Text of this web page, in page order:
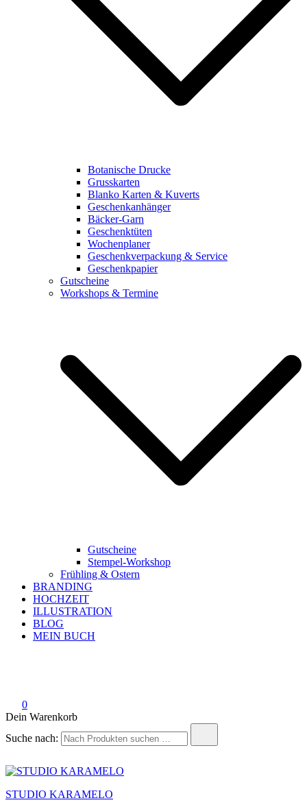
Botanische Drucke
Grusskarten
Blanko Karten & Kuverts
Geschenkanhänger
Bäcker-Garn
Geschenktüten
Wochenplaner
Geschenkverpackung & Service
Geschenkpapier
Gutscheine
Workshops & Termine
Gutscheine
Stempel-Workshop
Frühling & Ostern
BRANDING
HOCHZEIT
ILLUSTRATION
BLOG
MEIN BUCH
0
Dein Warenkorb
Suche nach:
STUDIO KARAMELO